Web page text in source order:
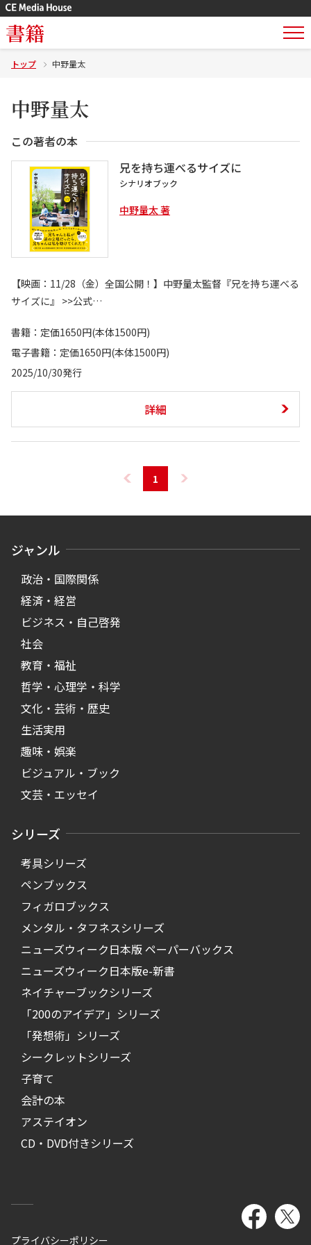
書籍
トップ 中野量太
中野量太
この著者の本
兄を持ち運べるサイズに
シナリオブック
中野量太 著
【映画：11/28（金）全国公開！】中野量太監督『兄を持ち運べる
サイズに』 >>公式…
書籍：定価1650円(本体1500円)
電子書籍：定価1650円(本体1500円)
2025/10/30発行
詳細
1
ジャンル
政治・国際関係
経済・経営
ビジネス・自己啓発
社会
教育・福祉
哲学・心理学・科学
文化・芸術・歴史
生活実用
趣味・娯楽
ビジュアル・ブック
文芸・エッセイ
シリーズ
考具シリーズ
ペンブックス
フィガロブックス
メンタル・タフネスシリーズ
ニューズウィーク日本版 ペーパーバックス
ニューズウィーク日本版e-新書
ネイチャーブックシリーズ
「200のアイデア」シリーズ
「発想術」シリーズ
シークレットシリーズ
子育て
会計の本
アステイオン
CD・DVD付きシリーズ
プライバシーポリシー